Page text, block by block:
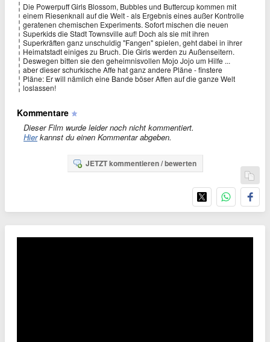
Die Powerpuff Girls Blossom, Bubbles und Buttercup kommen mit
einem Riesenknall auf die Welt - als Ergebnis eines außer Kontrolle
geratenen chemischen Experiments. Sofort mischen die neuen
Superkids die Stadt Townsville auf! Doch als sie mit ihren
Superkräften ganz unschuldig "Fangen" spielen, geht dabei in ihrer
Heimatstadt einiges zu Bruch. Die Girls werden zu Außenseitern.
Deswegen bitten sie den geheimnisvollen Mojo Jojo um Hilfe ...
aber dieser schurkische Affe hat ganz andere Pläne - finstere
Pläne: Er will nämlich eine Bande böser Affen auf die ganze Welt
loslassen!
Kommentare
Dieser Film wurde leider noch nicht kommentiert.
Hierkannst du einen Kommentar abgeben.
JETZT kommentieren / bewerten